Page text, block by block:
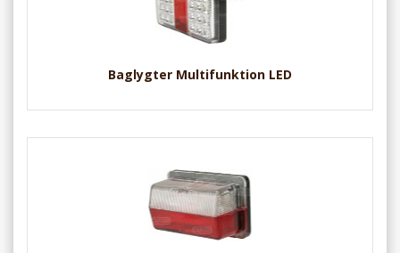
Baglygter Multifunktion LED